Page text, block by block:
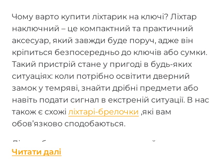
Чому варто купити ліхтарик на ключі? Ліхтар
наключний – це компактний та практичний
аксесуар, який завжди буде поруч, адже він
кріпиться безпосередньо до ключів або сумки.
Такий пристрій стане у пригоді в будь-яких
ситуаціях: коли потрібно освітити дверний
замок у темряві, знайти дрібні предмети або
навіть подати сигнал в екстреній ситуації. В нас
також є схожі ліхтарі-брелочки ,які вам
обов’язково сподобаються.
Ліхтар-брелок-досить популярний аксесуар
серед користувачів самих різних категорій. Він
Читати далi